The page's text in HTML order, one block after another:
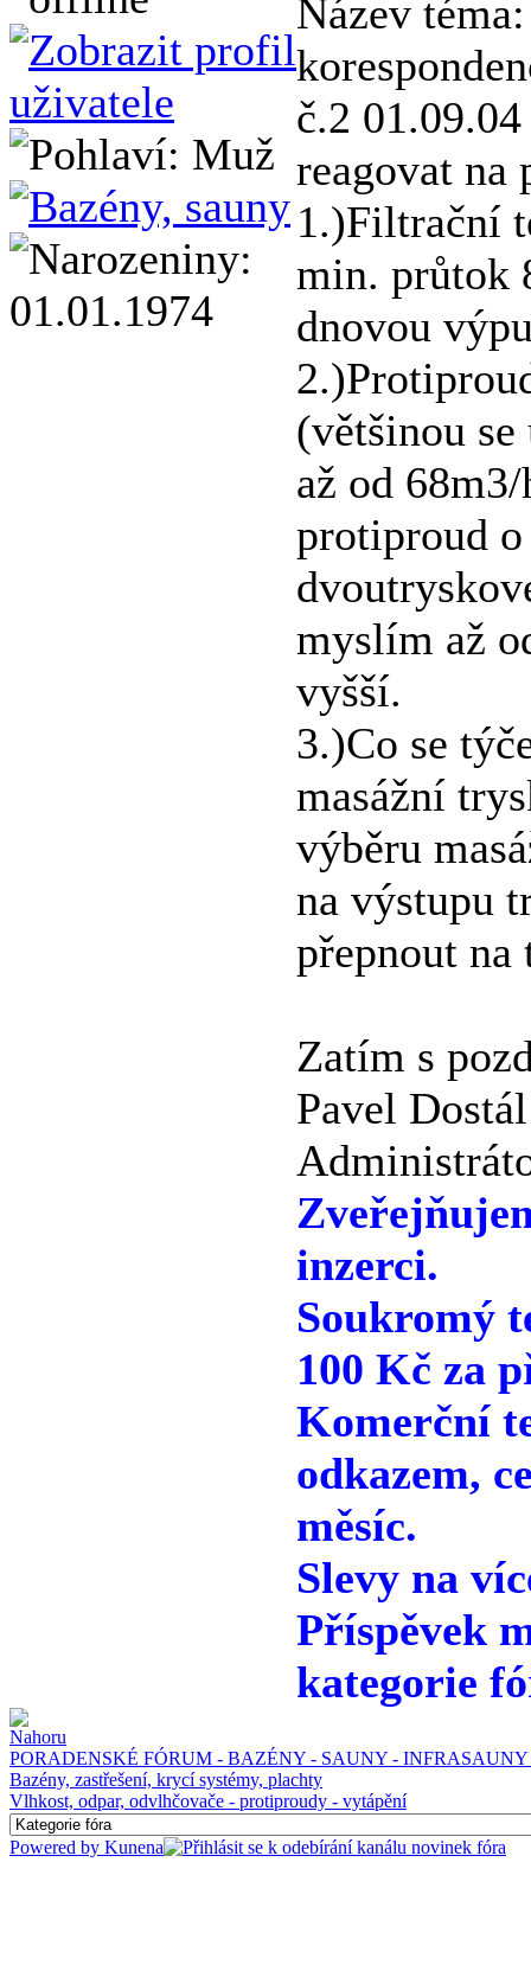
Název
č.2
reagovat na
1.)Filtrační
min. průtok
dnovou
(většinou
až od
protiproud
myslím až
vyšší.
3.)Co se
masážní
výběru
na výstupu
přepnout na
Zatím s
Pavel Dostál
inzerci.
Soukromý
100 Kč za
Komerční
odkazem,
měsíc.
Slevy na
Příspěvek
kategorie
PORADENSKÉ FÓRUM - BAZÉNY - SAUNY -
Bazény, zastřešení, krycí systémy, plachty
Vlhkost, odpar, odvlhčovače - protiproudy - vytápění
Powered by Kunena